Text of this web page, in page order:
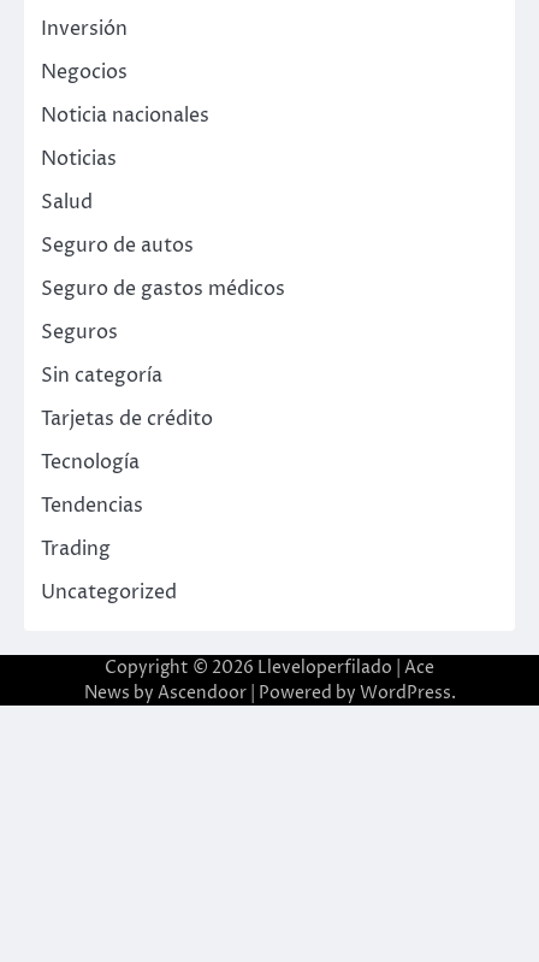
Inversión
Negocios
Noticia nacionales
Noticias
Salud
Seguro de autos
Seguro de gastos médicos
Seguros
Sin categoría
Tarjetas de crédito
Tecnología
Tendencias
Trading
Uncategorized
Copyright © 2026 Lleveloperfilado | Ace
News by Ascendoor| Powered by WordPress.